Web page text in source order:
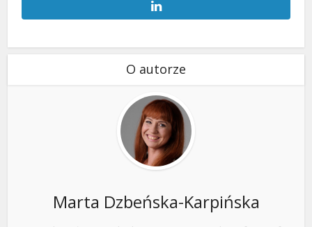
O autorze
Marta Dzbeńska-Karpińska